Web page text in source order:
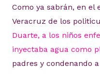
Como ya sabrán, en el
Veracruz de los
Duarte, a los niños
inyectaba agua como
padres y condenando